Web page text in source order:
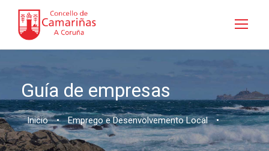
Guía de empresas
Inicio • Emprego e Desenvolvemento Local •